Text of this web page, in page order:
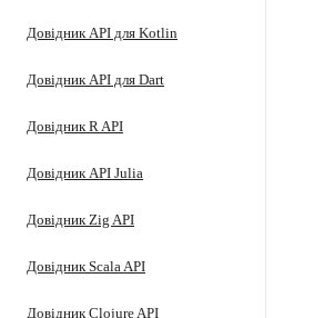
Довідник API для Kotlin
Довідник API для Dart
Довідник R API
Довідник API Julia
Довідник Zig API
Довідник Scala API
Довідник Clojure API